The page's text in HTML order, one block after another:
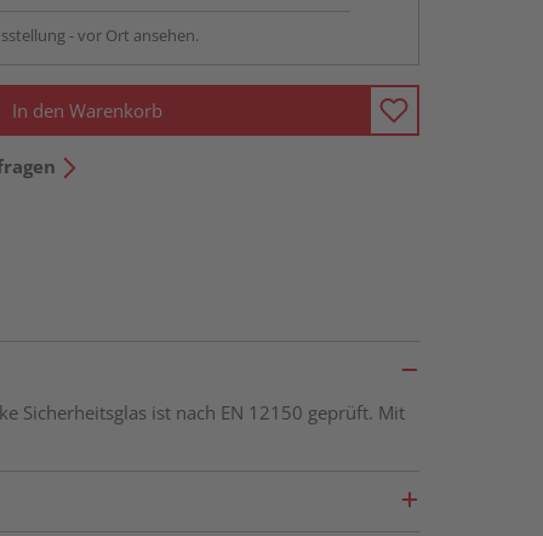
- vor Ort ansehen.
In den Warenkorb
Sicherheitsglas ist nach EN 12150 geprüft. Mit